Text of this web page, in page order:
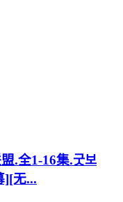
.全1-16集.굿보
][无...